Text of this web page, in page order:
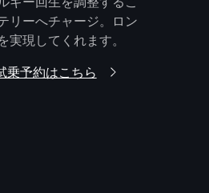
リーへチャージ。ロン
実現してくれます。
予約はこちら